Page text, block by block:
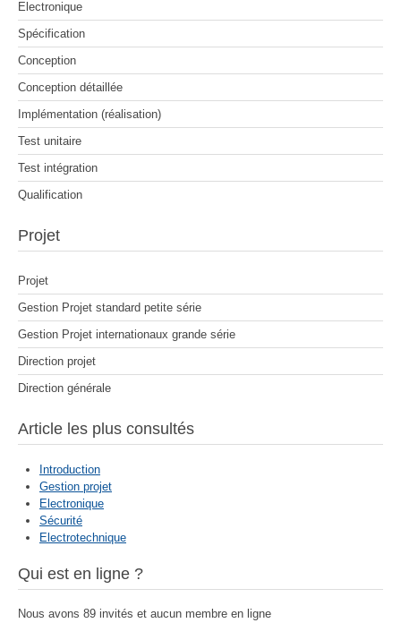
Electronique
Spécification
Conception
Conception détaillée
Implémentation (réalisation)
Test unitaire
Test intégration
Qualification
Projet
Projet
Gestion Projet standard petite série
Gestion Projet internationaux grande série
Direction projet
Direction générale
Article les plus consultés
Introduction
Gestion projet
Electronique
Sécurité
Electrotechnique
Qui est en ligne ?
Nous avons 89 invités et aucun membre en ligne